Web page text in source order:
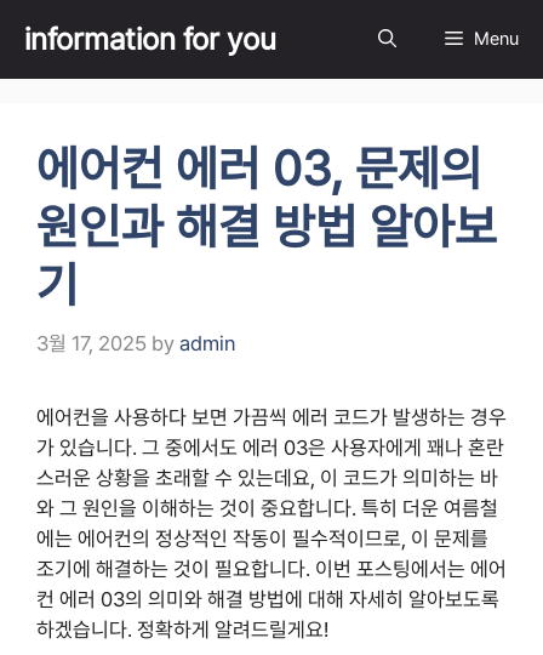
content
information for you Menu
에어컨 에러 03, 문제의
원인과 해결 방법 알아보
기
3월 17, 2025 by admin
에어컨을 사용하다 보면 가끔씩 에러 코드가 발생하는 경우
가 있습니다. 그 중에서도 에러 03은 사용자에게 꽤나 혼란
스러운 상황을 초래할 수 있는데요, 이 코드가 의미하는 바
와 그 원인을 이해하는 것이 중요합니다. 특히 더운 여름철
에는 에어컨의 정상적인 작동이 필수적이므로, 이 문제를
조기에 해결하는 것이 필요합니다. 이번 포스팅에서는 에어
컨 에러 03의 의미와 해결 방법에 대해 자세히 알아보도록
하겠습니다. 정확하게 알려드릴게요!